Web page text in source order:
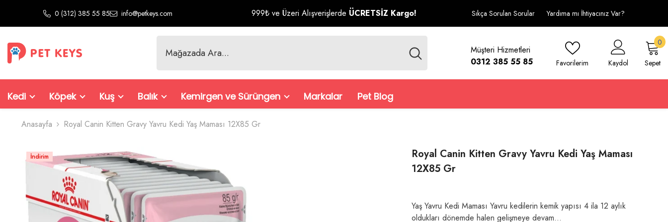
0 (312) 385 55 85 info@petkeys.com 999₺ ve Üzeri Alışverişlerde ÜCRETSİZ Kargo! Sıkça Sorulan Sorular Yardıma mı İhtiyacınız Var?
Müşteri Hizmetleri
0312 385 55 85
Favorilerim Kaydol Sepet
00
Kedi Köpek Kuş Balık Kemirgen ve Sürüngen Markalar Pet Blog
Anasayfa Royal Canin Kitten Gravy Yavru Kedi Yaş Maması 12X85 Gr
İndirim
Royal Canin Kitten Gravy Yavru Kedi Yaş Maması
12X85 Gr
Yaş Yavru Kedi Maması Yavru kedilerin kemik yapısı 4 ila 12 aylık
oldukları dönemde halen gelişmeye devam...